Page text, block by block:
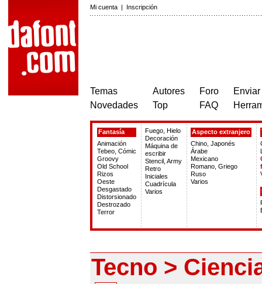
Mi cuenta | Inscripción
Temas
Novedades
Autores
Top
Foro
FAQ
Fantasía
Animación
Tebeo, Cómic
Groovy
Old School
Rizos
Oeste
Desgastado
Distorsionado
Destrozado
Terror
Fuego, Hielo
Decoración
Máquina de
escribir
Stencil, Army
Retro
Iniciales
Cuadrícula
Varios
Aspecto extranjero
Chino, Japonés
Árabe
Mexicano
Romano, Griego
Ruso
Varios
Tecno >